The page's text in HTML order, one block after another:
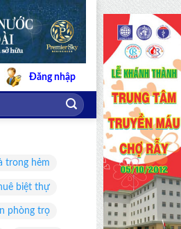
Đăng nhập
trong hẻm
biệt thự
phòng trọ